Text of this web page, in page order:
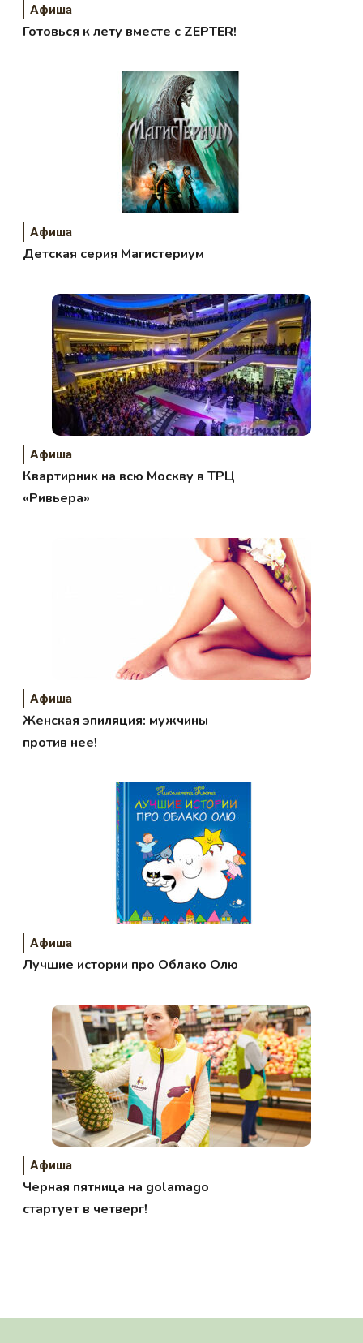
Афиша
Готовься к лету вместе с ZEPTER!
Афиша
Детская серия Магистериум
Афиша
Квартирник на всю Москву в ТРЦ
«Ривьера»
Афиша
Женская эпиляция: мужчины
против нее!
Афиша
Лучшие истории про Облако Олю
Афиша
Черная пятница на golamago
стартует в четверг!